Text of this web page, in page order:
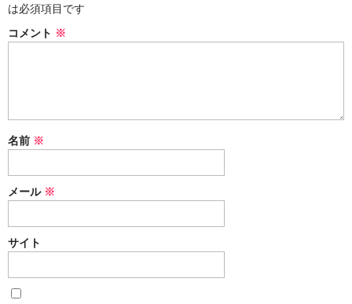
は必須項目です
コメント ※
名前 ※
メール ※
サイト